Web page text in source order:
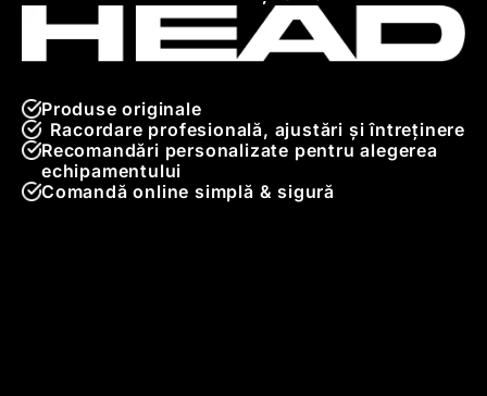
Produse originale
Racordare profesională, ajustări și întreținere
Recomandări personalizate pentru alegerea
echipamentului
Comandă online simplă & sigură